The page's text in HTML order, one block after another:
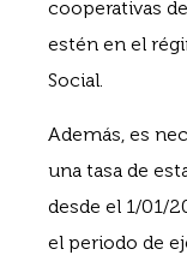
cooperativas
estén en el
Social.
Además, es
una tasa de
desde el 1/01/
el periodo de